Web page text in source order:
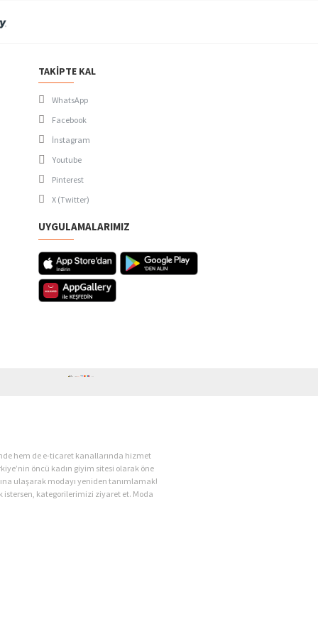
TAKIPTE KAL
WhatsApp
Facebook
İnstagram
Youtube
Pinterest
X (Twitter)
UYGULAMALARIMIZ
hem de e-ticaret kanallarında hizmet
öncü kadın giyim sitesi olarak öne
ulaşarak modayı yeniden tanımlamak!
istersen, kategorilerimizi ziyaret et. Moda